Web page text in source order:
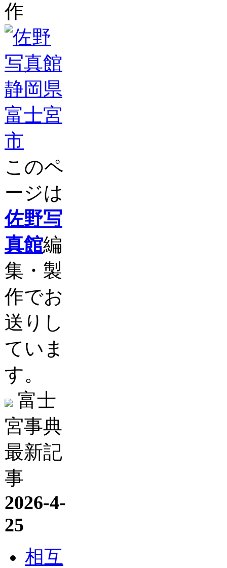
作
このペ
ージは
佐野写
真館編
集・製
作でお
送りし
ていま
す。
富士
宮事典
最新記
事
2026-4-
25
相互